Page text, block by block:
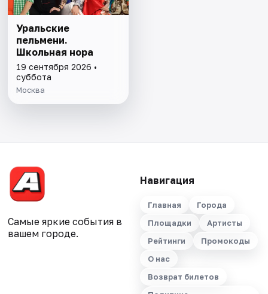
Уральские
пельмени.
Школьная нора
19 сентября 2026 •
суббота
Москва
Самые яркие события в
вашем городе.
Навигация
Главная
Города
Площадки
Артисты
Рейтинги
Промокоды
О нас
Возврат билетов